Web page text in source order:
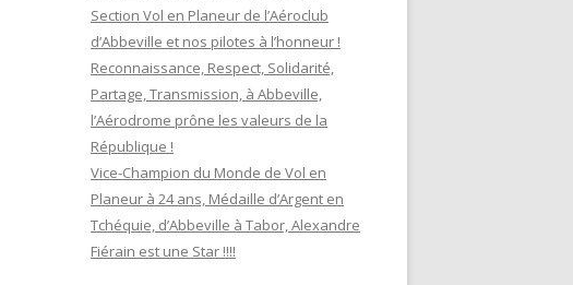
Section Vol en Planeur de l’Aéroclub
d’Abbeville et nos pilotes à l’honneur !
Reconnaissance, Respect, Solidarité,
Partage, Transmission, à Abbeville,
l’Aérodrome prône les valeurs de la
République !
Vice-Champion du Monde de Vol en
Planeur à 24 ans, Médaille d’Argent en
Tchéquie, d’Abbeville à Tabor, Alexandre
Fiérain est une Star !!!!